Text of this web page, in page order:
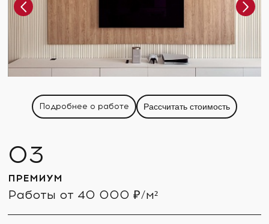
Подробнее о работе Рассчитать стоимость
ПРЕМИУМ
Работы от 40 000 ₽/м²